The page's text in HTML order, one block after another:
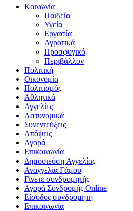
Κοινωνία
Παιδεία
Υγεία
Εργασία
Αγροτικά
Προσφυγικό
Περιβάλλον
Πολιτική
Οικονομία
Πολιτισμός
Αθλητικά
Αγγελίες
Αστυνομικά
Συνεντεύξεις
Απόψεις
Αγορά
Επικοινωνία
Δημοσιεύση Αγγελίας
Αναγγελία Γάμου
Γίνετε συνδρομητής
Αγορά Συνδρομής Online
Είσοδος συνδρομητή
Επικοινωνία